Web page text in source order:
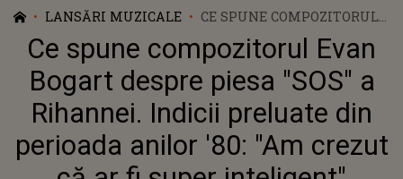
LANSĂRI MUZICALE
CE SPUNE COMPOZITORUL
EVAN BOGART DESPRE
PIESA "SOS" A RIHANNEI.
INDICII PRELUATE DIN
PERIOADA ANILOR '80: "AM
CREZUT CĂ AR FI SUPER
INTELIGENT"
Ce spune compozitorul Evan
Bogart despre piesa "SOS" a
Rihannei. Indicii preluate din
perioada anilor '80: "Am crezut